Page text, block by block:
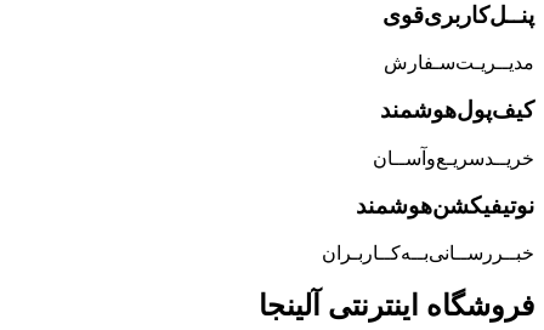
پنــل‌کاربری‌قوی
مدیــریـت‌سـفارش
کیف‌پول‌هوشمند
خریــد‌سریـع‌و‌آســان
نوتیفیکشن‌هوشمند
خبــررســانی‌بــه‌کــاربـران
فروشگاه‌ اینترنتی‌ آلینجا